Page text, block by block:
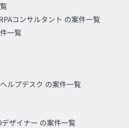
RPAコンサルタント の案件一覧
一覧
ヘルプデスク の案件一覧
デザイナー の案件一覧